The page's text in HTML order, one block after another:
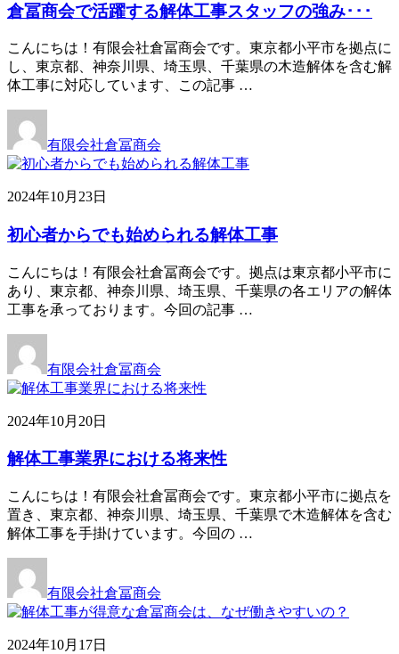
倉冨商会で活躍する解体工事スタッフの強み･･･
こんにちは！有限会社倉冨商会です。東京都小平市を拠点に
し、東京都、神奈川県、埼玉県、千葉県の木造解体を含む解
体工事に対応しています、この記事 …
有限会社倉冨商会
2024年10月23日
初心者からでも始められる解体工事
こんにちは！有限会社倉冨商会です。拠点は東京都小平市に
あり、東京都、神奈川県、埼玉県、千葉県の各エリアの解体
工事を承っております。今回の記事 …
有限会社倉冨商会
2024年10月20日
解体工事業界における将来性
こんにちは！有限会社倉冨商会です。東京都小平市に拠点を
置き、東京都、神奈川県、埼玉県、千葉県で木造解体を含む
解体工事を手掛けています。今回の …
有限会社倉冨商会
2024年10月17日